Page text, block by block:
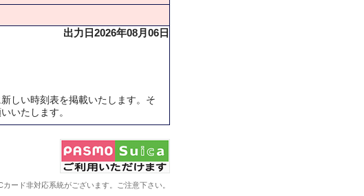
出力日2026年08月06日
しい時刻表を掲載いたします。そ
いたします。
ード非対応系統がございます。ご注意下さい。